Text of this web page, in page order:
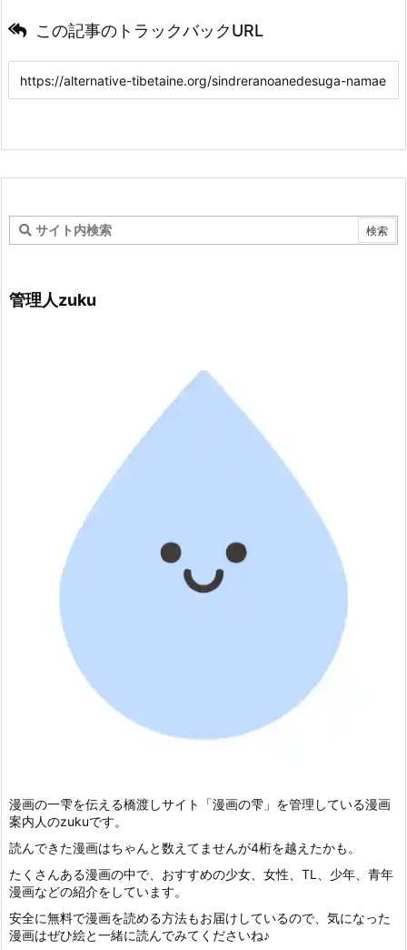
この記事のトラックバックURL
管理人zuku
漫画の一雫を伝える橋渡しサイト「漫画の雫」を管理している漫画
案内人のzukuです。
読んできた漫画はちゃんと数えてませんが4桁を越えたかも。
たくさんある漫画の中で、おすすめの少女、女性、TL、少年、青年
漫画などの紹介をしています。
安全に無料で漫画を読める方法もお届けしているので、気になった
漫画はぜひ絵と一緒に読んでみてくださいね♪